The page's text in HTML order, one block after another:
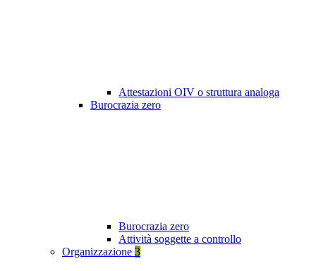
Attestazioni OIV o struttura analoga
Burocrazia zero
Burocrazia zero
Attività soggette a controllo
Organizzazione 3